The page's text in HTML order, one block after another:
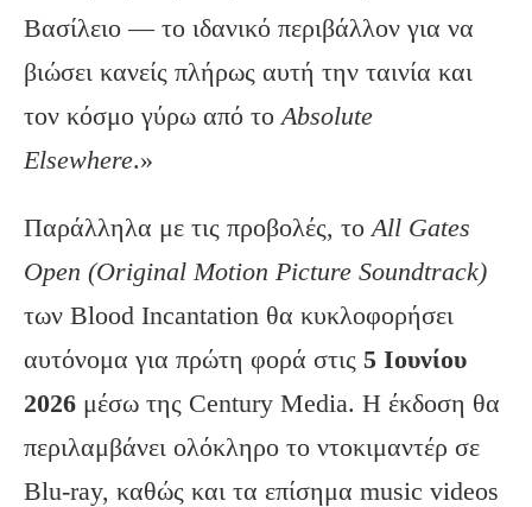
Βασίλειο — το ιδανικό περιβάλλον για να
βιώσει κανείς πλήρως αυτή την ταινία και
τον κόσμο γύρω από το Absolute
Elsewhere.»
Παράλληλα με τις προβολές, το All Gates
Open (Original Motion Picture Soundtrack)
των Blood Incantation θα κυκλοφορήσει
αυτόνομα για πρώτη φορά στις 5 Ιουνίου
2026 μέσω της Century Media. Η έκδοση θα
περιλαμβάνει ολόκληρο το ντοκιμαντέρ σε
Blu-ray, καθώς και τα επίσημα music videos